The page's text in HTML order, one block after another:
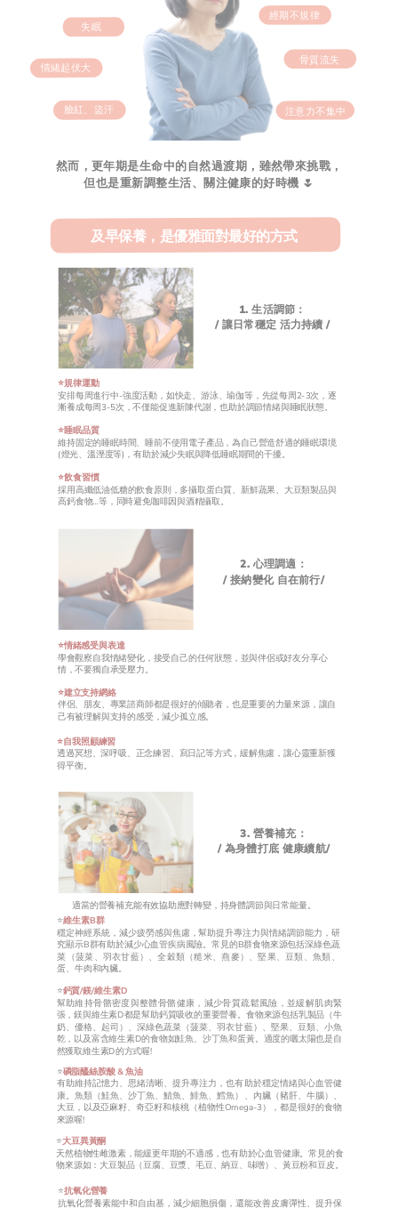
⭐️抗氧化營養
抗氧化營養素能中和自由基，減少細胞損傷，還能改善皮膚彈性、提升保
⭐️大豆異黃酮
天然植物性雌激素，能緩更年期的不適感，也有助於心血管健康。常見的食
物來源如：大豆製品（豆腐、豆漿、毛豆、納豆、味噌）、黃豆粉和豆皮。
⭐️磷脂醯絲胺酸 & 魚油
有助維持記憶力、思緒清晰、提升專注力，也有助於穩定情緒與心血管健
康。魚類（鮭魚、沙丁魚、鯖魚、鯡魚、鱈魚）、內臟（豬肝、牛腦）、
大豆，以及亞麻籽、奇亞籽和核桃（植物性Omega-3），都是很好的食物
來源喔!
⭐️鈣質/鎂/維生素D
幫助維持骨骼密度與整體骨骼健康，減少骨質疏鬆風險，並緩解肌肉緊
張，鎂與維生素D都是幫助鈣質吸收的重要營養。食物來源包括乳製品（牛
奶、優格、起司）、深綠色蔬菜（菠菜、羽衣甘藍）、堅果、豆類、小魚
乾，以及富含維生素D的食物如鮭魚、沙丁魚和蛋黃。適度的曬太陽也是自
然獲取維生素D的方式喔!
⭐️維生素B群
穩定神經系統，減少疲勞感與焦慮，幫助提升專注力與情緒調節能力，研
究顯示B群有助於減少心血管疾病風險。常見的B群食物來源包括深綠色蔬
菜（菠菜、羽衣甘藍）、全穀類（糙米、燕麥）、堅果、豆類、魚類、
蛋、牛肉和內臟。
適當的營養補充能有效協助應對轉變，持身體調節與日常能量。
3. 營養補充：
/ 為身體打底 健康續航/
2. 心理調適：
/ 接納變化 自在前行/
1. 生活調節：
/ 讓日常穩定 活力持續 /
經期不規律
骨質流失
注意力不集中
⭐️規律運動
安排每周進行中-強度活動，如快走、游泳、瑜伽等，先從每周2-3次，逐
漸養成每周3-5次，不僅能促進新陳代謝，也助於調節情緒與睡眠狀態。
⭐️情緒感受與表達
學會觀察自我情緒變化，接受自己的任何狀態，並與伴侶或好友分享心
情，不要獨自承受壓力。
⭐️建立支持網絡
伴侶、朋友、專業諮商師都是很好的傾聽者，也是重要的力量來源，讓自
己有被理解與支持的感受，減少孤立感。
⭐️睡眠品質
維持固定的睡眠時間、睡前不使用電子產品，為自己營造舒適的睡眠環境
(燈光、溫溼度等)，有助於減少失眠與降低睡眠期間的干擾。
⭐️飲食習慣
採用高纖低油低糖的飲食原則，多攝取蛋白質、新鮮蔬果、大豆類製品與
高鈣食物…等，同時避免咖啡因與酒精攝取。
失眠
情緒起伏大
臉紅、盜汗
及早保養，是優雅面對最好的方式
然而，更年期是生命中的自然過渡期，雖然帶來挑戰，
但也是重新調整生活、關注健康的好時機 🌷
⭐️自我照顧練習
透過冥想、深呼吸、正念練習、寫日記等方式，緩解焦慮，讓心靈重新獲
得平衡。